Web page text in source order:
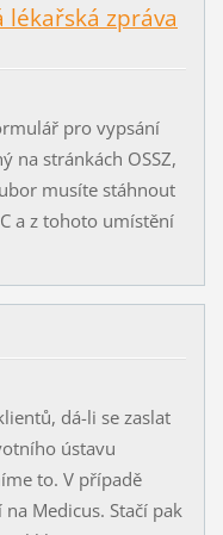
lékařská zpráva
pro vypsání
na stránkách OSSZ,
musíte stáhnout
a z tohoto umístění
dá-li se zaslat
ústavu
to. V případě
Medicus. Stačí pak